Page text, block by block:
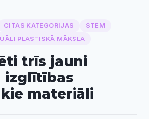
CITAS KATEGORIJAS
STEM
PLASTISKĀ MĀKSLA
trīs jauni
izglītības
materiāli